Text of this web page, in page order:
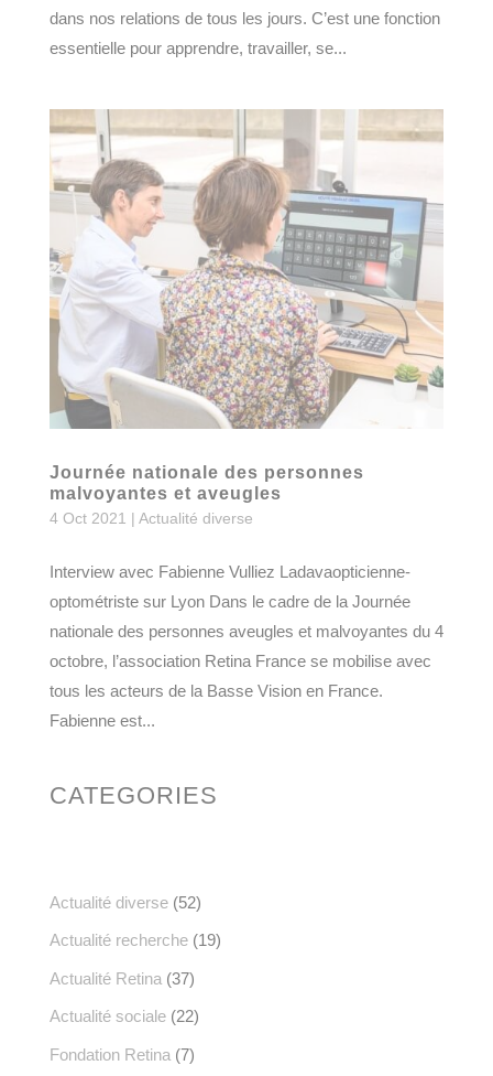
dans nos relations de tous les jours. C’est une fonction
essentielle pour apprendre, travailler, se...
Journée nationale des personnes
malvoyantes et aveugles
4 Oct 2021 | Actualité diverse
Interview avec Fabienne Vulliez Ladavaopticienne-
optométriste sur Lyon Dans le cadre de la Journée
nationale des personnes aveugles et malvoyantes du 4
octobre, l’association Retina France se mobilise avec
tous les acteurs de la Basse Vision en France.
Fabienne est...
CATEGORIES
Actualité diverse(52)
Actualité recherche(19)
Actualité Retina (37)
Actualité sociale(22)
Fondation Retina (7)